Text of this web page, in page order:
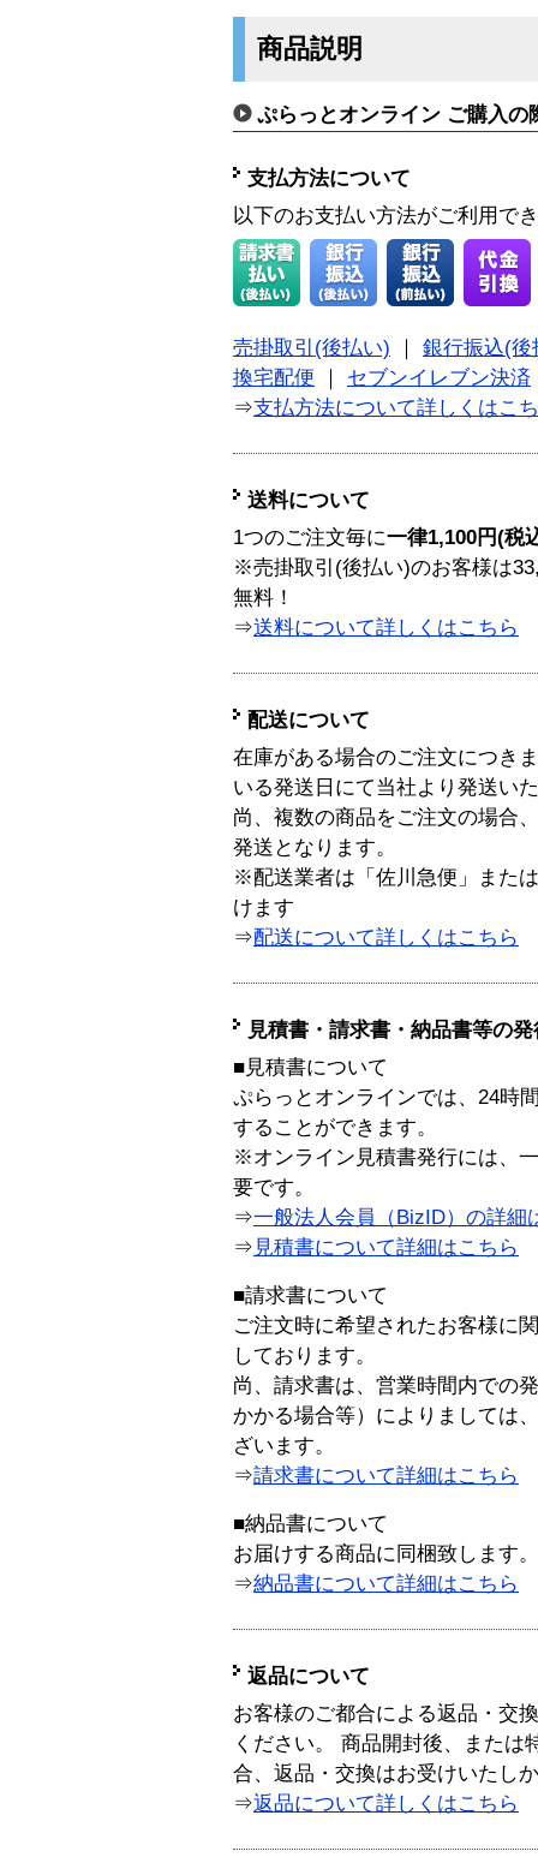
商品説明
ぷらっとオンライン ご購入の
支払方法について
以下のお支払い方法がご利用で
売掛取引(後払い)
銀行振込(後
換宅配便
セブンイレブン決済
⇒支払方法について詳しくはこ
送料について
1つのご注文毎に一律1,100円(税
※売掛取引(後払い)のお客様は
無料！
⇒送料について詳しくはこちら
配送について
在庫がある場合のご注文につき
いる発送日にて当社より発送い
尚、複数の商品をご注文の場合
発送となります。
※配送業者は「佐川急便」また
けます
⇒配送について詳しくはこちら
見積書・請求書・納品書等の
■見積書について
ぷらっとオンラインでは、24時
することができます。
※オンライン見積書発行には、
要です。
⇒一般法人会員（BizID）の詳細
⇒ 見積書について詳細はこちら
■請求書について
ご注文時に希望されたお客様に
しております。
尚、請求書は、営業時間内での
かかる場合等）によりましては
ざいます。
⇒請求書について詳細はこちら
■納品書について
お届けする商品に同梱致します。
⇒納品書について詳細はこちら
返品について
お客様のご都合による返品・交
ください。 商品開封後、または
合、返品・交換はお受けいたし
⇒返品について詳しくはこちら